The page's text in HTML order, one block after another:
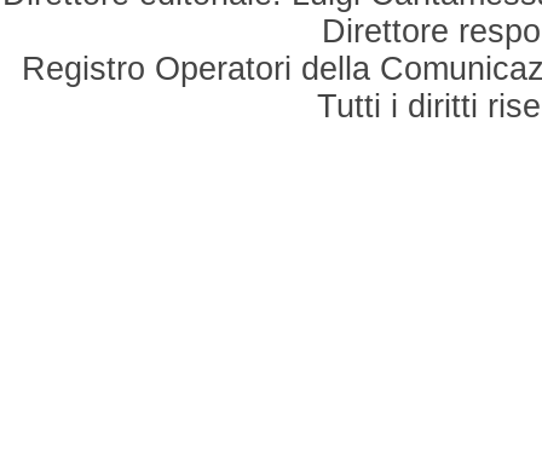
Direttore
Registro Operatori della
Tutti i diritti